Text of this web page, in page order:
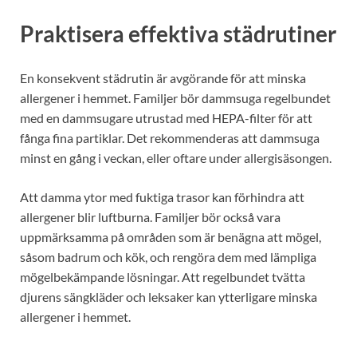
Praktisera effektiva städrutiner
En konsekvent städrutin är avgörande för att minska
allergener i hemmet. Familjer bör dammsuga regelbundet
med en dammsugare utrustad med HEPA-filter för att
fånga fina partiklar. Det rekommenderas att dammsuga
minst en gång i veckan, eller oftare under allergisäsongen.
Att damma ytor med fuktiga trasor kan förhindra att
allergener blir luftburna. Familjer bör också vara
uppmärksamma på områden som är benägna att mögel,
såsom badrum och kök, och rengöra dem med lämpliga
mögelbekämpande lösningar. Att regelbundet tvätta
djurens sängkläder och leksaker kan ytterligare minska
allergener i hemmet.